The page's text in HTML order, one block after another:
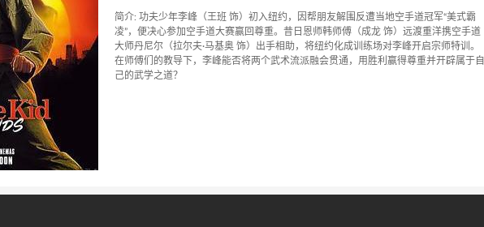
简介: 功夫少年李峰（王班 饰）初入纽约，因帮朋友解围反遭当地空手道冠军“美式霸
凌”，便决心参加空手道大赛赢回尊重。昔日恩师韩师傅（成龙 饰）远渡重洋携空手道
大师丹尼尔（拉尔夫·马基奥 饰）出手相助，将纽约化成训练场对李峰开启宗师特训。
在师傅们的教导下，李峰能否将两个武术流派融会贯通，用胜利赢得尊重并开辟属于自
己的武学之道？